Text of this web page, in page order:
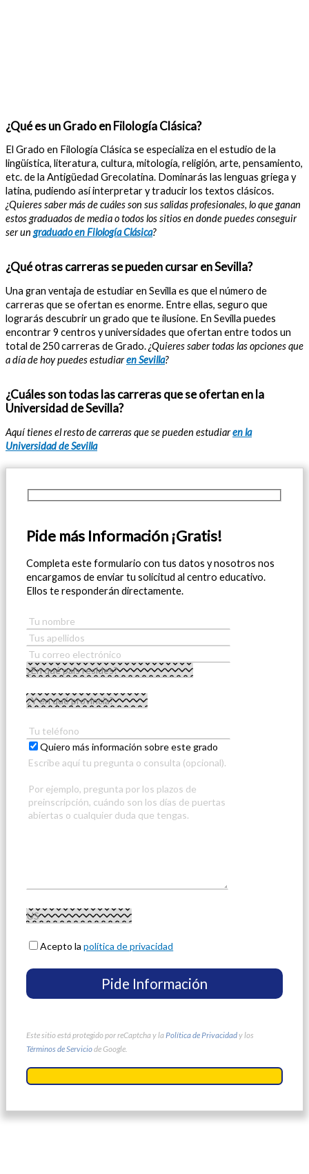
¿Qué es un Grado en Filología Clásica?
El Grado en Filología Clásica se especializa en el estudio de la
lingüística, literatura, cultura, mitología, religión, arte, pensamiento,
etc. de la Antigüedad Grecolatina. Dominarás las lenguas griega y
latina, pudiendo así interpretar y traducir los textos clásicos.
¿Quieres saber más de cuáles son sus salidas profesionales, lo que ganan
estos graduados de media o todos los sitios en donde puedes conseguir
ser un graduado en Filología Clásica?
¿Qué otras carreras se pueden cursar en Sevilla?
Una gran ventaja de estudiar en Sevilla es que el número de
carreras que se ofertan es enorme. Entre ellas, seguro que
lograrás descubrir un grado que te ilusione. En Sevilla puedes
encontrar 9 centros y universidades que ofertan entre todos un
total de 250 carreras de Grado.¿Quieres saber todas las opciones que
a día de hoy puedes estudiaren Sevilla?
¿Cuáles son todas las carreras que se ofertan en la
Universidad de Sevilla?
Aquí tienes el resto de carreras que se pueden estudiaren la
Universidad de Sevilla
Pide más Información ¡Gratis!
Completa este formulario con tus datos y nosotros nos
encargamos de enviar tu solicitud al centro educativo.
Ellos te responderán directamente.
Quiero más información sobre este grado
Acepto lapolítica de privacidad
Este sitio está protegido por reCaptcha y la Política de Privacidady los
Términos de Serviciode Google.